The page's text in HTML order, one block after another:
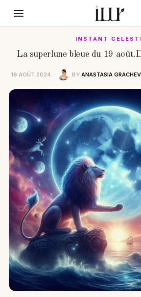
INSTANT
La superlune bleue du 19
19 AOÛT 2024 BY ANASTASIA